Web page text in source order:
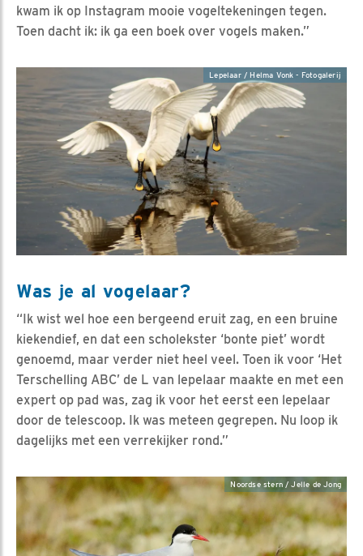
kwam ik op Instagram mooie vogeltekeningen tegen.
Toen dacht ik: ik ga een boek over vogels maken.”
Lepelaar / Helma Vonk - Fotogalerij
Was je al vogelaar?
“Ik wist wel hoe een bergeend eruit zag, en een bruine
kiekendief, en dat een scholekster ‘bonte piet’ wordt
genoemd, maar verder niet heel veel. Toen ik voor ‘Het
Terschelling ABC’ de L van lepelaar maakte en met een
expert op pad was, zag ik voor het eerst een lepelaar
door de telescoop. Ik was meteen gegrepen. Nu loop ik
dagelijks met een verrekijker rond.”
Noordse stern / Jelle de Jong